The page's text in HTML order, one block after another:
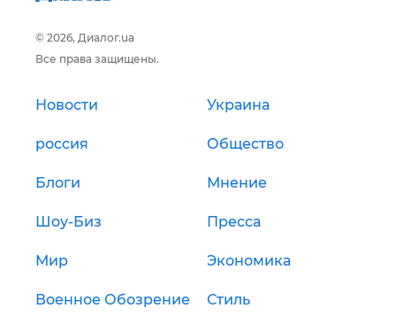
© 2026, Диалог.ua
Все права защищены.
Новости Украина
россия Общество
Блоги Мнение
Шоу-Биз Пресса
Мир Экономика
Военное Обозрение Стиль